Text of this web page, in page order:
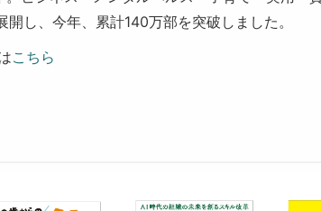
し、今年、累計140万部を突破しました。
こちら